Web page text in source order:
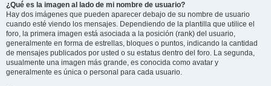
¿Qué es la imagen al lado de mi nombre de usuario?
Hay dos imágenes que pueden aparecer debajo de su nombre de usuario
cuando esté viendo los mensajes. Dependiendo de la plantilla que utilice el
foro, la primera imagen está asociada a la posición (rank) del usuario,
generalmente en forma de estrellas, bloques o puntos, indicando la cantidad
de mensajes publicados por usted o su estatus dentro del foro. La segunda,
usualmente una imagen más grande, es conocida como avatar y
generalmente es única o personal para cada usuario.